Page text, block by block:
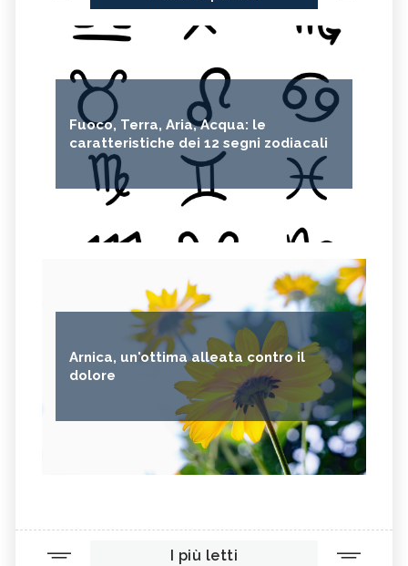
Fuoco, Terra, Aria, Acqua: le
caratteristiche dei 12 segni zodiacali
Arnica, un'ottima alleata contro il
dolore
I più letti